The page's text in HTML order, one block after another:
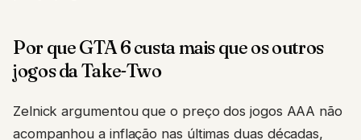
Por que GTA 6 custa mais que os outros
jogos da Take-Two
Zelnick argumentou que o preço dos jogos AAA não
acompanhou a inflação nas últimas duas décadas,